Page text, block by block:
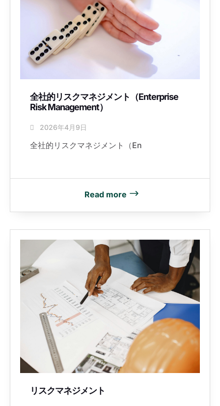
全社的リスクマネジメント（Enterprise
Risk Management）
2026年4月9日
全社的リスクマネジメント（En
Read more
リスクマネジメント